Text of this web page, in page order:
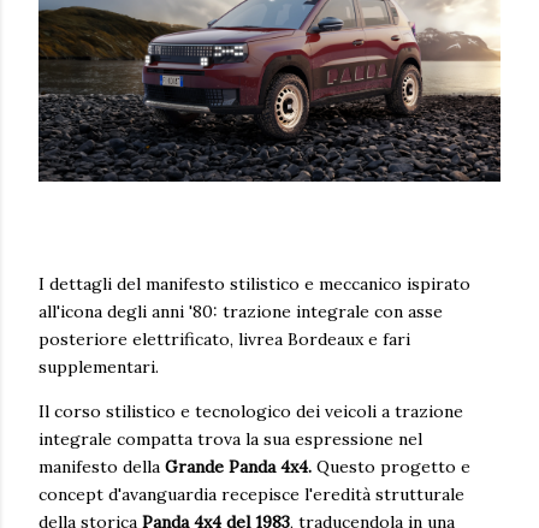
I dettagli del manifesto stilistico e meccanico ispirato
all'icona degli anni '80: trazione integrale con asse
posteriore elettrificato, livrea Bordeaux e fari
supplementari.
Il corso stilistico e tecnologico dei veicoli a trazione
integrale compatta trova la sua espressione nel
manifesto della Grande Panda 4x4. Questo progetto e
concept d'avanguardia recepisce l'eredità strutturale
della storica Panda 4x4 del 1983, traducendola in una